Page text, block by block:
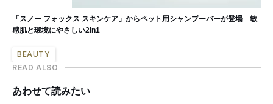
「スノー フォックス スキンケア」からペット用シャンプーバーが登場 敏
感肌と環境にやさしい2in1
BEAUTY
READ ALSO
あわせて読みたい